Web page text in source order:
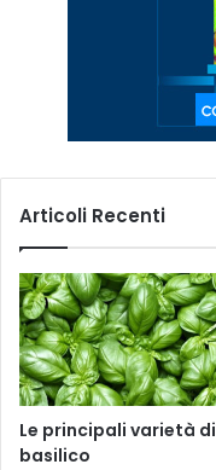
Articoli Recenti
Le principali varietà di
basilico